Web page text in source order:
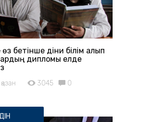
бетiнше дiни бiлiм алып
дипломы елде
3045 0